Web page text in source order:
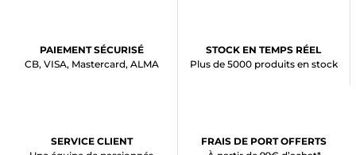
PAIEMENT SÉCURISÉ
CB, VISA, Mastercard, ALMA
STOCK EN TEMPS RÉEL
Plus de 5000 produits en stock
SERVICE CLIENT
FRAIS DE PORT OFFERTS